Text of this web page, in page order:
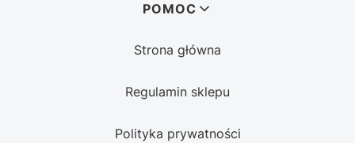
POMOC
Strona główna
Regulamin sklepu
Polityka prywatności